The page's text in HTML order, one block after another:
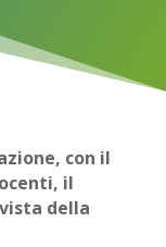
con il
il
della